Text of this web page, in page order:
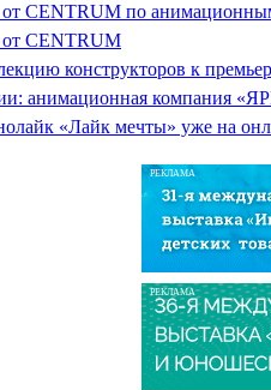
CENTRUM по
от CENTRUM
конструкторов к
анимационная компания
«Лайк мечты» уже на
РЕКЛАМА
РЕКЛАМА